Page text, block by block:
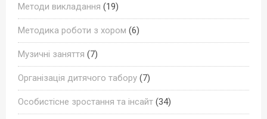
Методи викладання (19)
Методика роботи з хором (6)
Музичні заняття (7)
Організація дитячого табору (7)
Особистісне зростання та інсайт (34)